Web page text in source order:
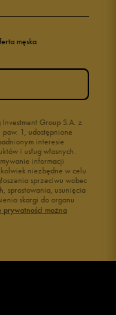
męska
Group S.A. z
1, udostępnione
interesie
i usług własnych.
informacji
niezbędne w celu
sprzeciwu wobec
sprostowania, usunięcia
skargi do organu
prywatności można